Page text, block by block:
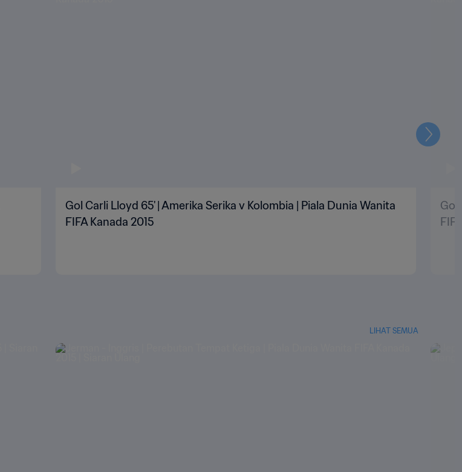
Gol Carli Lloyd 65' | Amerika Serika v Kolombia | Piala Dunia Wanita
FIFA Kanada 2015
Gol
LIHAT SEMUA